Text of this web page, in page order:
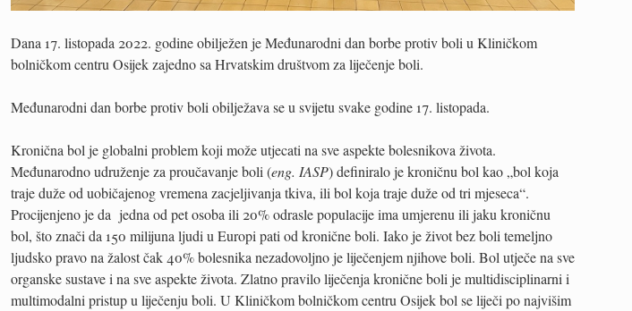
Dana 17. listopada 2022. godine obilježen je Međunarodni dan borbe protiv boli u Kliničkom
bolničkom centru Osijek zajedno sa Hrvatskim društvom za liječenje boli.
Međunarodni dan borbe protiv boli obilježava se u svijetu svake godine 17. listopada.
Kronična bol je globalni problem koji može utjecati na sve aspekte bolesnikova života.
Međunarodno udruženje za proučavanje boli (eng. IASP) definiralo je kroničnu bol kao „bol koja
traje duže od uobičajenog vremena zacjeljivanja tkiva, ili bol koja traje duže od tri mjeseca“.
Procijenjeno je da jedna od pet osoba ili 20% odrasle populacije ima umjerenu ili jaku kroničnu
bol, što znači da 150 milijuna ljudi u Europi pati od kronične boli. Iako je život bez boli temeljno
ljudsko pravo na žalost čak 40% bolesnika nezadovoljno je liječenjem njihove boli. Bol utječe na sve
organske sustave i na sve aspekte života. Zlatno pravilo liječenja kronične boli je multidisciplinarni i
multimodalni pristup u liječenju boli. U Kliničkom bolničkom centru Osijek bol se liječi po najvišim